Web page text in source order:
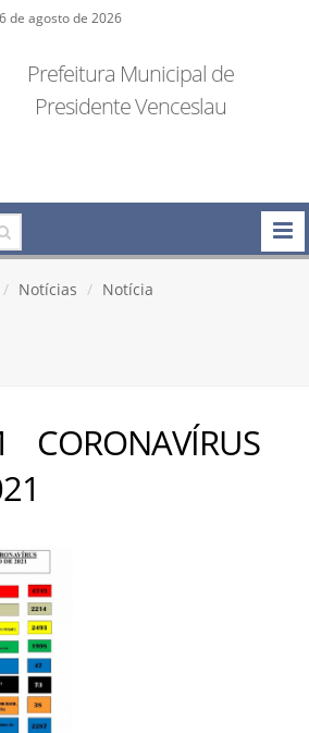
de agosto de 2026
Prefeitura Municipal de
Presidente Venceslau
Notícias Notícia
CORONAVÍRUS